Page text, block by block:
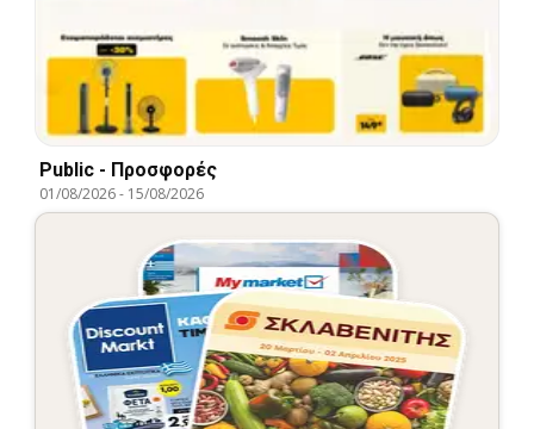
Public - Προσφορές
01/08/2026- 15/08/2026